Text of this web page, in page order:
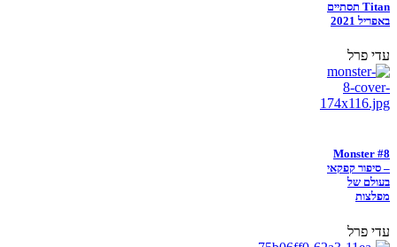
Titan תסתיים
באפריל 2021
עדי פרל
Monster #8
– סיפור קפקאי
בעולם של
מפלצות
עדי פרל